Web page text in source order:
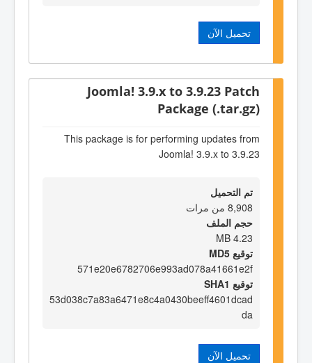
تحميل الآن
Joomla! 3.9.x to 3.9.23 Patch
Package (.tar.gz)
This package is for performing updates from
Joomla! 3.9.x to 3.9.23
تم التحميل
8,908 من مرات
حجم الملف
4.23 MB
توقيع MD5
571e20e6782706e993ad078a41661e2f
توقيع SHA1
53d038c7a83a6471e8c4a0430beeff4601dcad
da
تحميل الآن